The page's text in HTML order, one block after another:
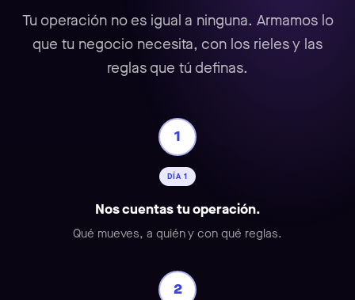
Tu operación no es igual a ninguna. Armamos lo
que tu negocio necesita, con los rieles y las
reglas que tú definas.
1
DÍA 1
Nos cuentas tu operación.
Qué mueves, a quién y con qué reglas.
2